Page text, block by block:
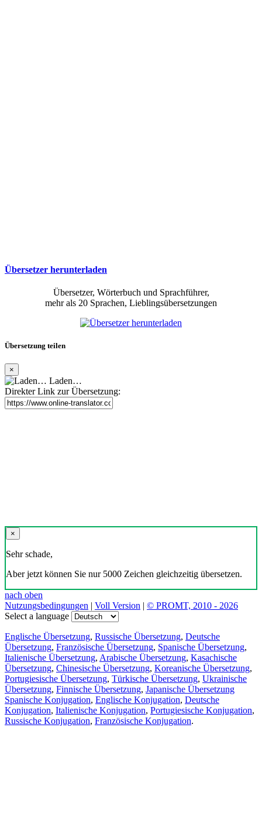
Übersetzer herunterladen
Übersetzer, Wörterbuch und Sprachführer,
mehr als 20 Sprachen, Lieblingsübersetzungen
Übersetzung teilen
×
Laden…
Direkter Link zur Übersetzung:
×
Sehr schade,
Aber jetzt können Sie nur 5000 Zeichen gleichzeitig übersetzen.
nach oben
Nutzungsbedingungen | Voll Version | © PROMT, 2010 - 2026
Select a language
Englische Übersetzung, Russische Übersetzung, Deutsche
Übersetzung, Französische Übersetzung, Spanische Übersetzung,
Italienische Übersetzung, Arabische Übersetzung, Kasachische
Übersetzung, Chinesische Übersetzung, Koreanische Übersetzung,
Portugiesische Übersetzung, Türkische Übersetzung, Ukrainische
Übersetzung, Finnische Übersetzung, Japanische Übersetzung
Spanische Konjugation, Englische Konjugation, Deutsche
Konjugation, Italienische Konjugation, Portugiesische Konjugation,
Russische Konjugation, Französische Konjugation.